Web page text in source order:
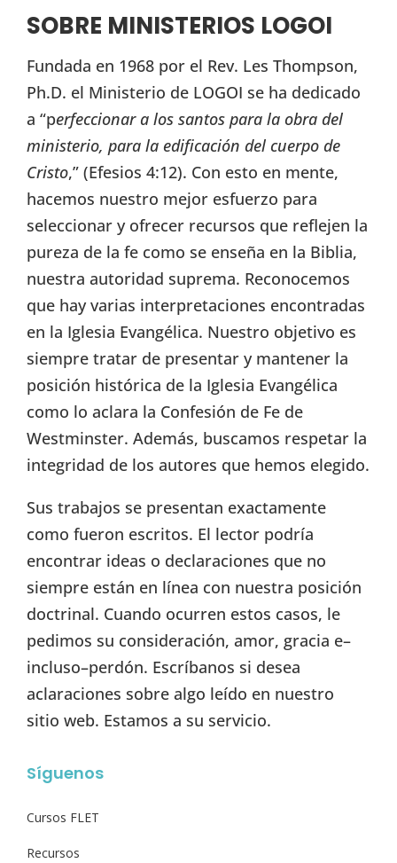
SOBRE MINISTERIOS LOGOI
Fundada en 1968 por el Rev. Les Thompson,
Ph.D. el Ministerio de LOGOI se ha dedicado
a “perfeccionar a los santos para la obra del
ministerio, para la edificación del cuerpo de
Cristo,” (Efesios 4:12). Con esto en mente,
hacemos nuestro mejor esfuerzo para
seleccionar y ofrecer recursos que reflejen la
pureza de la fe como se enseña en la Biblia,
nuestra autoridad suprema. Reconocemos
que hay varias interpretaciones encontradas
en la Iglesia Evangélica. Nuestro objetivo es
siempre tratar de presentar y mantener la
posición histórica de la Iglesia Evangélica
como lo aclara la Confesión de Fe de
Westminster. Además, buscamos respetar la
integridad de los autores que hemos elegido.
Sus trabajos se presentan exactamente
como fueron escritos. El lector podría
encontrar ideas o declaraciones que no
siempre están en línea con nuestra posición
doctrinal. Cuando ocurren estos casos, le
pedimos su consideración, amor, gracia e–
incluso–perdón. Escríbanos si desea
aclaraciones sobre algo leído en nuestro
sitio web. Estamos a su servicio.
Síguenos
Cursos FLET
Recursos